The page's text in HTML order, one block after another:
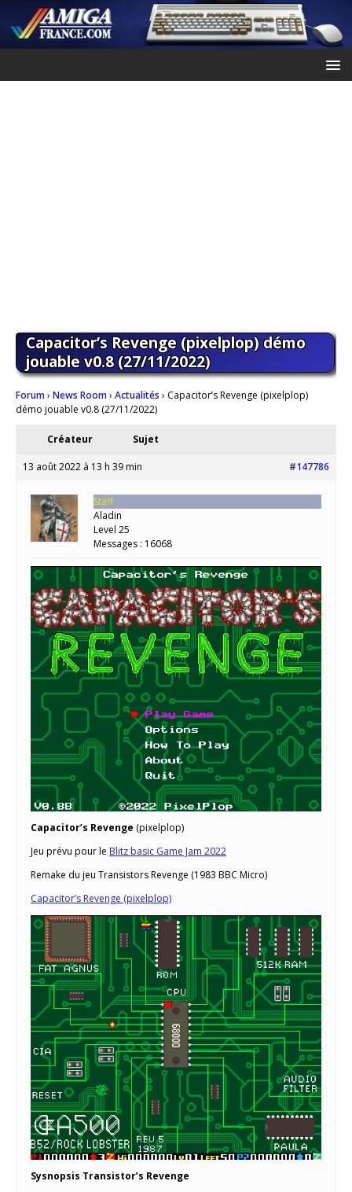
Capacitor’s Revenge (pixelplop) démo
jouable v0.8 (27/11/2022)
Forum› News Room› Actualités › Capacitor’s Revenge (pixelplop)
démo jouable v0.8 (27/11/2022)
Créateur Sujet
13 août 2022 à 13 h 39 min #147786
Staff
Aladin
Level 25
Messages : 16068
Capacitor’s Revenge (pixelplop)
Jeu prévu pour le Blitz basic Game Jam 2022
Remake du jeu Transistors Revenge (1983 BBC Micro)
Capacitor’s Revenge (pixelplop)
Sysnopsis Transistor’s Revenge